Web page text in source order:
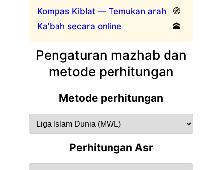
Kompas Kiblat — Temukan arah
Ka'bah secara online
🧭
🕋
Pengaturan mazhab dan
metode perhitungan
Metode perhitungan
Perhitungan Asr